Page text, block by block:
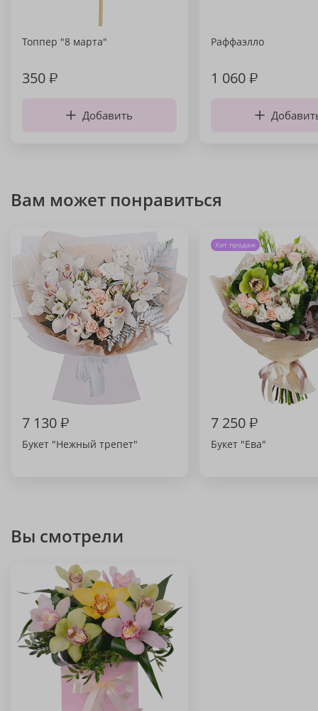
Топпер "8 марта"
350₽
Добавить
Раффаэлло
1 060₽
Вам может понравиться
7 130₽
Букет "Нежный трепет"
Хит продаж
7 250₽
Букет "Ева"
Вы смотрели